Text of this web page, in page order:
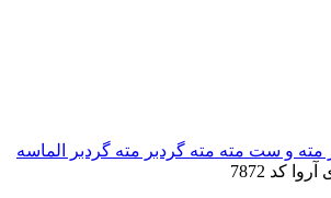
مته و ست مته مته گردبر مته گردبر الماسه